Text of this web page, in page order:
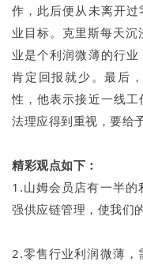
作，此后便从未离开
业目标。克里斯每天
业是个利润微薄的行
肯定回报就少。最后
性，他表示接近一线
法理应得到重视，要给
精彩观点如下：
1.山姆会员店有一半的
强供应链管理，使我们
2.零售行业利润微薄，